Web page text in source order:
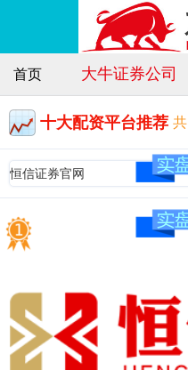
首页 大牛证券公司
十大配资平台推荐 共
恒信证券官网